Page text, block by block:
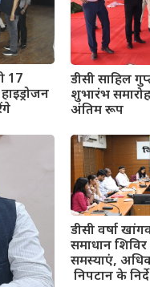
17
डीसी साहिल
शुभारंभ
अंतिम रूप
डीसी वर्षा
समाधान
समस्याएं,
निपटान के